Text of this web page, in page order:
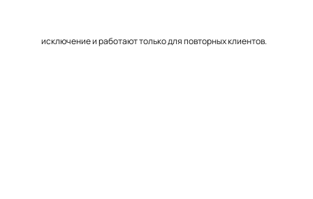
исключение и работают только для повторных клиентов.